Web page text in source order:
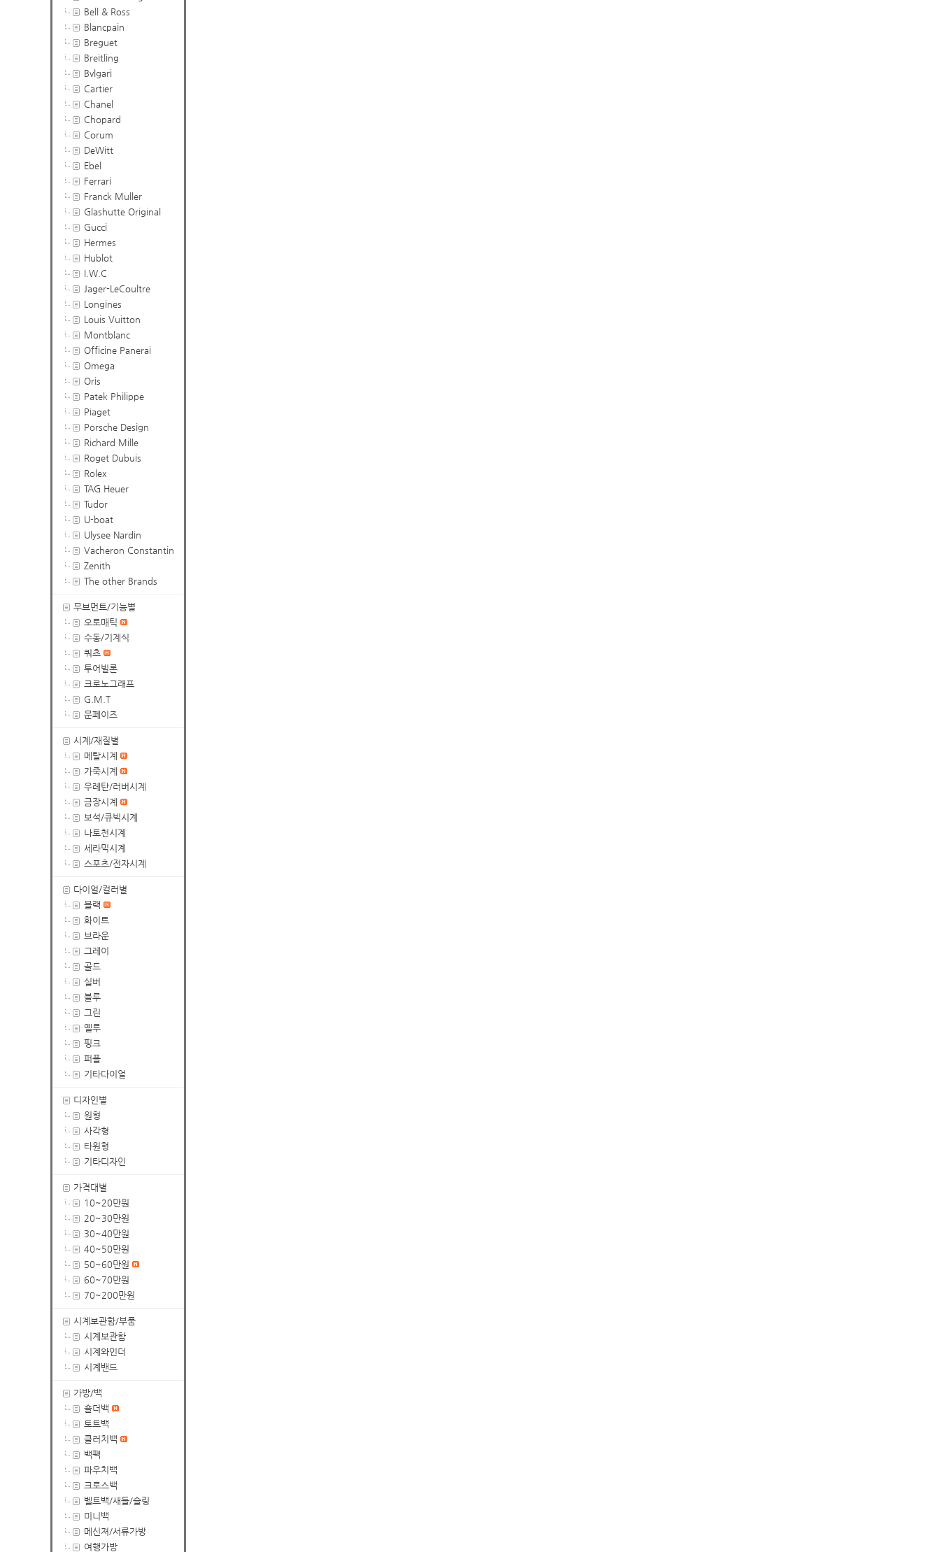
Bell & Ross
Blancpain
Breguet
Breitling
Bvlgari
Cartier
Chanel
Chopard
Corum
DeWitt
Ebel
Ferrari
Franck Muller
Glashutte Original
Gucci
Hermes
Hublot
I.W.C
Jager-LeCoultre
Longines
Louis Vuitton
Montblanc
Officine Panerai
Omega
Oris
Patek Philippe
Piaget
Porsche Design
Richard Mille
Roget Dubuis
Rolex
TAG Heuer
Tudor
U-boat
Ulysee Nardin
Vacheron Constantin
Zenith
The other Brands
무브먼트/기능별
오토매틱
수동/기계식
쿼츠
투어빌론
크로노그래프
G.M.T
문페이즈
시계/재질별
메탈시계
가죽시계
우레탄/러버시계
금장시계
보석/큐빅시계
나토천시계
세라믹시계
스포츠/전자시계
다이얼/컬러별
블랙
화이트
브라운
그레이
골드
실버
블루
그린
옐루
핑크
퍼플
기타다이얼
디자인별
원형
사각형
타원형
기타디자인
가격대별
10~20만원
20~30만원
30~40만원
40~50만원
50~60만원
60~70만원
70~200만원
시계보관함/부품
시계보관함
시계와인더
시계밴드
가방/백
숄더백
토트백
클러치백
백팩
파우치백
크로스백
벨트백/새들/슬링
미니백
메신져/서류가방
여행가방